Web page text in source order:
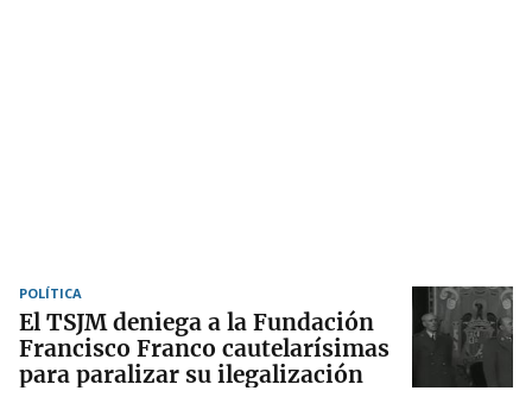
POLÍTICA
El TSJM deniega a la Fundación
Francisco Franco cautelarísimas
para paralizar su ilegalización